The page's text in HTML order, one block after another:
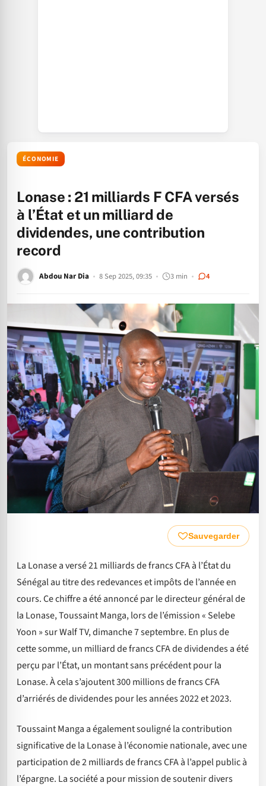
ÉCONOMIE
Lonase : 21 milliards F CFA versés
à l’État et un milliard de
dividendes, une contribution
record
Abdou Nar Dia 8 Sep 2025, 09:35 3 min 4
Sauvegarder
La Lonase a versé 21 milliards de francs CFA à l’État du
Sénégal au titre des redevances et impôts de l’année en
cours. Ce chiffre a été annoncé par le directeur général de
la Lonase, Toussaint Manga, lors de l’émission « Selebe
Yoon » sur Walf TV, dimanche 7 septembre. En plus de
cette somme, un milliard de francs CFA de dividendes a été
perçu par l’État, un montant sans précédent pour la
Lonase. À cela s’ajoutent 300 millions de francs CFA
d’arriérés de dividendes pour les années 2022 et 2023.
Toussaint Manga a également souligné la contribution
significative de la Lonase à l’économie nationale, avec une
participation de 2 milliards de francs CFA à l’appel public à
l’épargne. La société a pour mission de soutenir divers